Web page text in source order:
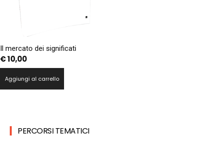
Il mercato dei significati
€10,00
Aggiungi al carrello
PERCORSI TEMATICI